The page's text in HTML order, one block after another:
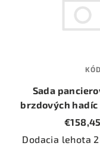
Sada
brzdových hadíc
4L)
€158,45
Dodacia lehota